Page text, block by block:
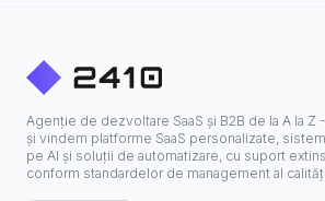
Agenție de dezvoltare SaaS și B2B de la A la Z
și vindem platforme SaaS personalizate,
pe AI și soluții de automatizare, cu suport
conform standardelor de management al